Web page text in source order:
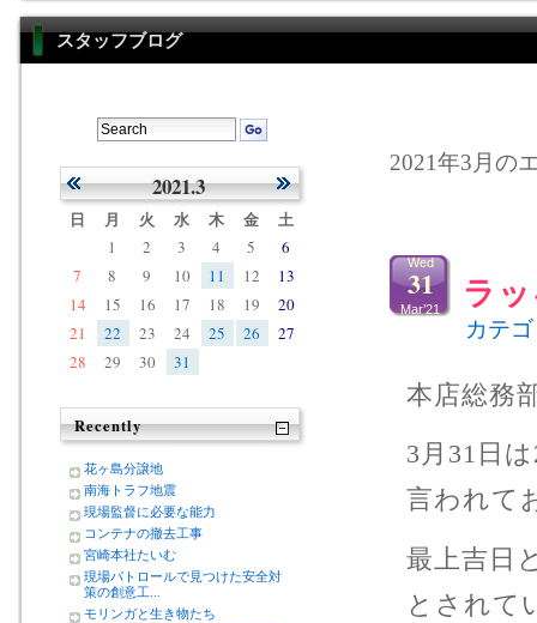
スタッフブログ
2021年3月の
ラ
Wed
31
Mar’21
カテ
本店総務
3月31日
言われて
最上吉日
とされて
2021.3
日 月 火 水 木 金 土
1 2 3 4 5
6
7
8 9 10 11 12
13
14
15 16 17 18 19
20
21
22 23 24 25 26
27
28
29 30 31
Recently
花ヶ島分譲地
南海トラフ地震
現場監督に必要な能力
コンテナの撤去工事
宮崎本社たいむ
現場パトロールで見つけた安全対
策の創意工...
モリンガと生き物たち